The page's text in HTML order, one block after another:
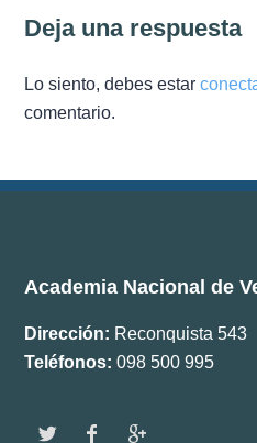
Deja una respuesta
Lo siento, debes estar
comentario.
Academia Nacional de
Dirección: Reconquista 543
Teléfonos: 098 500 995
w f g